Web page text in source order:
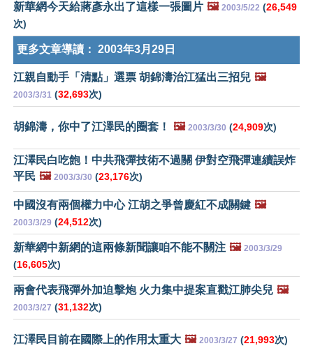
新華網今天給蔣彥永出了這樣一張圖片 🖼️ 2003/5/22 (26,549
次)
更多文章導讀： 2003年3月29日
江親自動手「清點」選票 胡錦濤治江猛出三招兒 🖼️
2003/3/31 (32,693次)
胡錦濤，你中了江澤民的圈套！ 🖼️ 2003/3/30 (24,909次)
江澤民白吃飽！中共飛彈技術不過關 伊對空飛彈連續誤炸
平民 🖼️ 2003/3/30 (23,176次)
中國沒有兩個權力中心 江胡之爭曾慶紅不成關鍵 🖼️
2003/3/29 (24,512次)
新華網中新網的這兩條新聞讓咱不能不關注 🖼️ 2003/3/29
(16,605次)
兩會代表飛彈外加迫擊炮 火力集中提案直戳江肺尖兒 🖼️
2003/3/27 (31,132次)
江澤民目前在國際上的作用太重大 🖼️ 2003/3/27 (21,993次)